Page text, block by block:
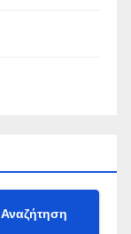
Αναζήτηση